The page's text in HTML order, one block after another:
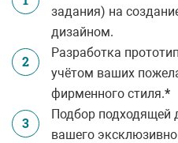
задания) на
дизайном.
2
Разработка
учётом ваших
фирменного стиля.*
3
Подбор подходящей
вашего